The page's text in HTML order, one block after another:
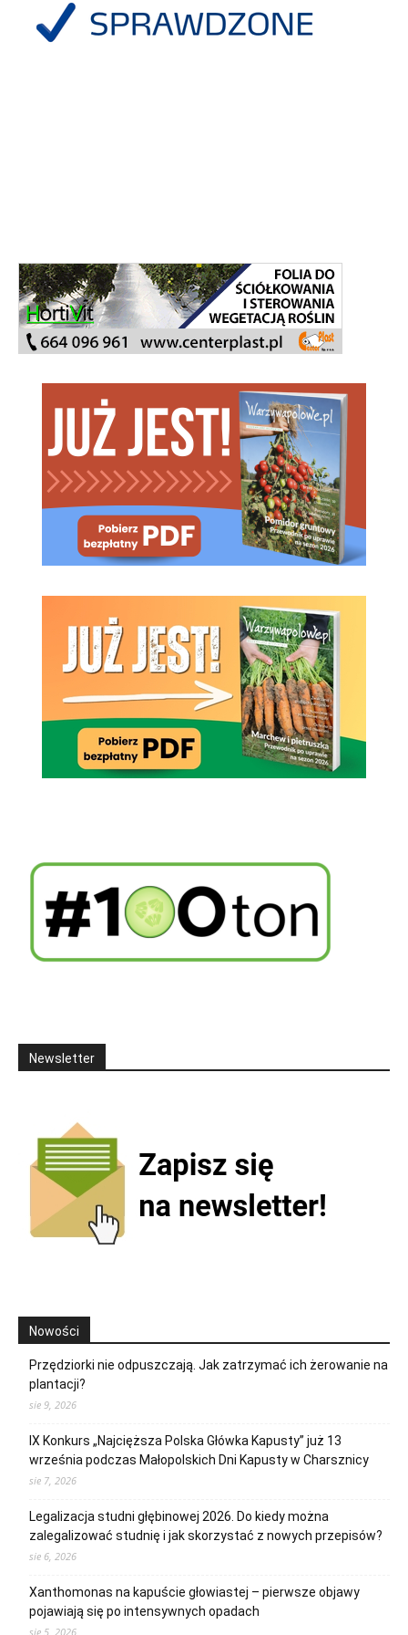
Newsletter
Nowości
Przędziorki nie odpuszczają. Jak zatrzymać ich żerowanie na
plantacji?
sie 9, 2026
IX Konkurs „Najcięższa Polska Główka Kapusty” już 13
września podczas Małopolskich Dni Kapusty w Charsznicy
sie 7, 2026
Legalizacja studni głębinowej 2026. Do kiedy można
zalegalizować studnię i jak skorzystać z nowych przepisów?
sie 6, 2026
Xanthomonas na kapuście głowiastej – pierwsze objawy
pojawiają się po intensywnych opadach
sie 5, 2026